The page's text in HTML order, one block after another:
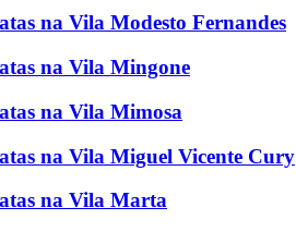
na Vila Modesto Fernandes
na Vila Mingone
na Vila Mimosa
na Vila Miguel Vicente Cury
na Vila Marta